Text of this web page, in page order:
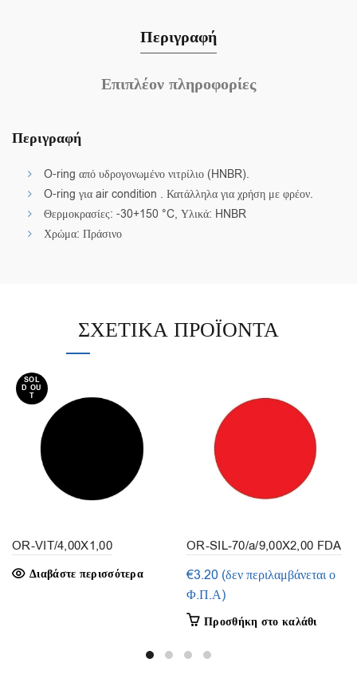
Περιγραφή
Επιπλέον πληροφορίες
Περιγραφή
O-ring από υδρογονωμένο νιτρίλιο (HNBR).
O-ring για air condition . Κατάλληλα για χρήση με φρέον.
Θερμοκρασίες: -30+150 °C, Υλικά: HNBR
Χρώμα: Πράσινο
ΣΧΕΤΙΚΆ ΠΡΟΪΌΝΤΑ
SOL
D OU
T
OR-VIT/4,00X1,00
(συσκευασία 30τμ.)
Διαβάστε περισσότερα
OR-SIL-70/a/9,00X2,00 FDA
(συσκευασία 50τεμ.)
€3.20 (δεν περιλαμβάνεται ο
Φ.Π.Α)
Προσθήκη στο καλάθι